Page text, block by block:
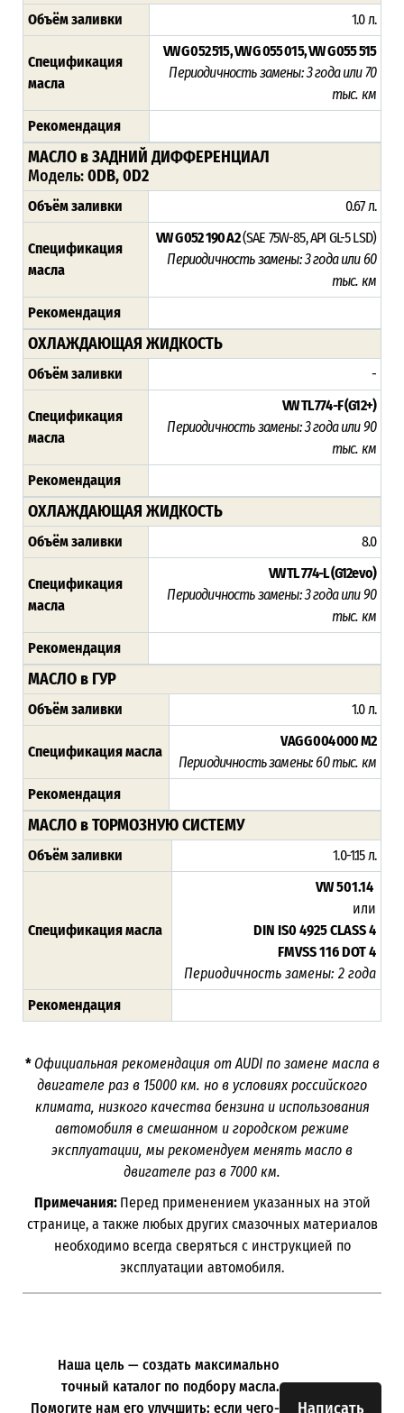
Объём заливки 1.0 л.
Спецификация
масла
VW G 052 515, VW G 055 015, VW G 055 515
Периодичность замены: 3 года или 70
тыс. км
Рекомендация
МАСЛО в ЗАДНИЙ ДИФФЕРЕНЦИАЛ
Модель:0DB, 0D2
Объём заливки 0.67 л.
Спецификация
масла
VW G 052 190 A2(SAE 75W-85, API GL-5 LSD)
Периодичность замены: 3 года или 60
тыс. км
Рекомендация
ОХЛАЖДАЮЩАЯ ЖИДКОСТЬ
Объём заливки -
Спецификация
масла
VW TL 774-F (G12+)
Периодичность замены: 3 года или 90
тыс. км
Рекомендация
ОХЛАЖДАЮЩАЯ ЖИДКОСТЬ
Объём заливки 8.0
Спецификация
масла
VW TL 774-L (G12evo)
Периодичность замены: 3 года или 90
тыс. км
Рекомендация
МАСЛО в ГУР
Объём заливки 1.0 л.
Спецификация масла
VAG G 004 000 M2
Периодичность замены:60 тыс. км
Рекомендация
МАСЛО в ТОРМОЗНУЮ СИСТЕМУ
Объём заливки 1.0-1.15 л.
Спецификация масла
VW 501.14
или
DIN IS0 4925 CLASS 4
FMVSS 116 DOT 4
Периодичность замены: 2 года
Рекомендация
*Официальная рекомендация отAUDI по замене масла в
двигателе раз в 15000 км. но в условиях российского
климата, низкого качества бензина и использования
автомобиля в смешанном и городском режиме
эксплуатации, мы рекомендуем менять масло в
двигателе раз в 7000 км.
Примечания: Перед применением указанных на этой
странице, а также любых других смазочных материалов
необходимо всегда сверяться с инструкцией по
эксплуатации автомобиля.
Написать
Наша цель — создать максимально
точный каталог по подбору масла.
Помогите нам его улучшить: если чего-